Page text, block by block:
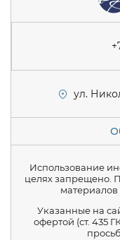
ул.
Использование
целях запрещено.
материалов
Указанные на
офертой (ст. 435